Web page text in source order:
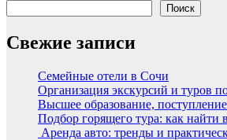
Поиск
Свежие записи
Семейные отели в Сочи
Организация экскурсий и туров
Высшее образование,
Подбор горящего тура: как
Аренда авто: тренды и